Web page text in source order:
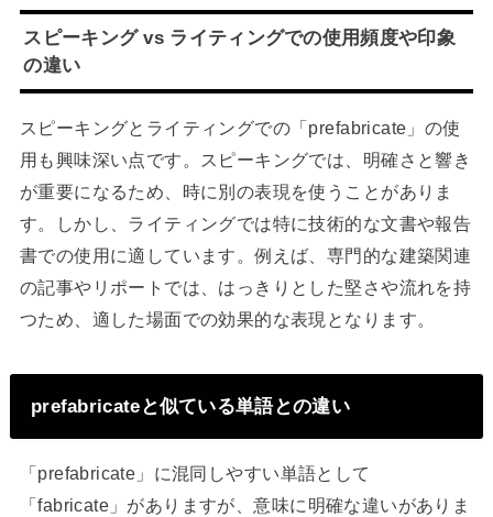
スピーキング vs ライティングでの使用頻度や印象
の違い
スピーキングとライティングでの「prefabricate」の使
用も興味深い点です。スピーキングでは、明確さと響き
が重要になるため、時に別の表現を使うことがありま
す。しかし、ライティングでは特に技術的な文書や報告
書での使用に適しています。例えば、専門的な建築関連
の記事やリポートでは、はっきりとした堅さや流れを持
つため、適した場面での効果的な表現となります。
prefabricateと似ている単語との違い
「prefabricate」に混同しやすい単語として
「fabricate」がありますが、意味に明確な違いがありま